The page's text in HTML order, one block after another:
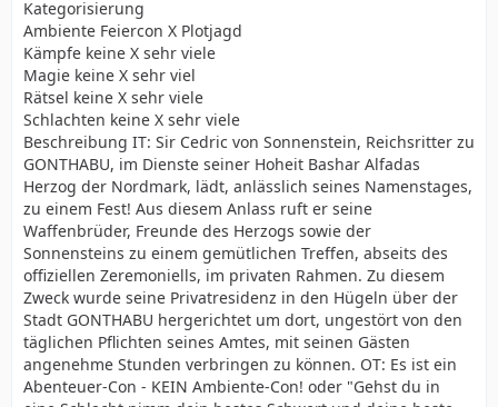
Kategorisierung
Ambiente Feiercon X Plotjagd
Kämpfe keine X sehr viele
Magie keine X sehr viel
Rätsel keine X sehr viele
Schlachten keine X sehr viele
Beschreibung IT: Sir Cedric von Sonnenstein, Reichsritter zu
GONTHABU, im Dienste seiner Hoheit Bashar Alfadas
Herzog der Nordmark, lädt, anlässlich seines Namenstages,
zu einem Fest! Aus diesem Anlass ruft er seine
Waffenbrüder, Freunde des Herzogs sowie der
Sonnensteins zu einem gemütlichen Treffen, abseits des
offiziellen Zeremoniells, im privaten Rahmen. Zu diesem
Zweck wurde seine Privatresidenz in den Hügeln über der
Stadt GONTHABU hergerichtet um dort, ungestört von den
täglichen Pflichten seines Amtes, mit seinen Gästen
angenehme Stunden verbringen zu können. OT: Es ist ein
Abenteuer-Con - KEIN Ambiente-Con! oder "Gehst du in